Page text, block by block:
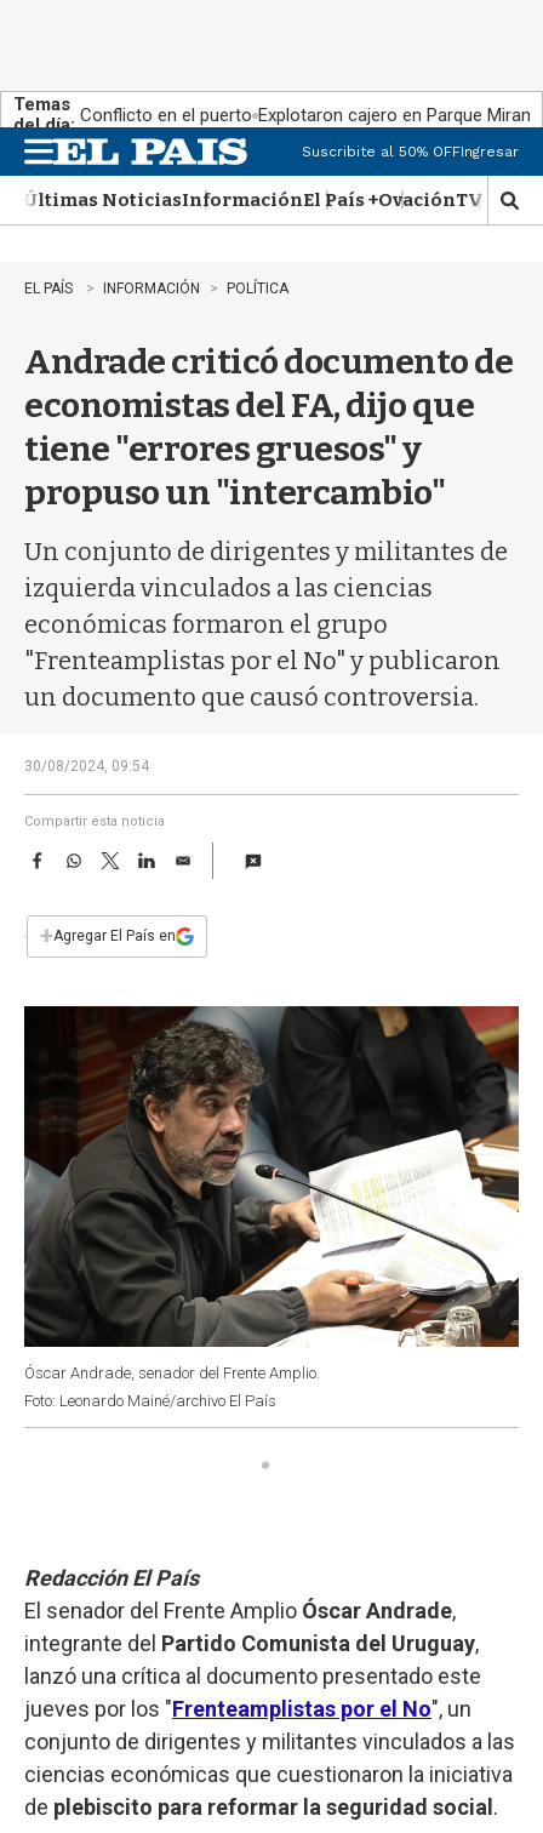
Temas
del día: Conflicto en el puerto Explotaron cajero en Parque
n
u
Suscribite al 50% OFFIngresar
Últimas NoticiasInformaciónEl País +OvaciónTV Show
M
o
r
b
EL PAÍS INFORMACIÓN POLÍTICA
Andrade criticó documento de
economistas del FA, dijo que
tiene "errores gruesos" y
propuso un "intercambio"
Un conjunto de dirigentes y militantes de
izquierda vinculados a las ciencias
económicas formaron el grupo
"Frenteamplistas por el No" y publicaron
un documento que causó controversia.
30/08/2024, 09:54
Compartir esta noticia
F
e
b
W
s
T
w
t
L
E
i
l
+Agregar El País en
Óscar Andrade, senador del Frente Amplio.
Foto: Leonardo Mainé/archivo El País
Redacción El País
El senador del Frente Amplio Óscar Andrade,
integrante del Partido Comunista del Uruguay,
lanzó una crítica al documento presentado este
jueves por los "Frenteamplistas por el No", un
conjunto de dirigentes y militantes vinculados a las
ciencias económicas que cuestionaron la iniciativa
de plebiscito para reformar la seguridad social .